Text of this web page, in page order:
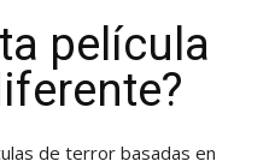
película
de terror basadas en